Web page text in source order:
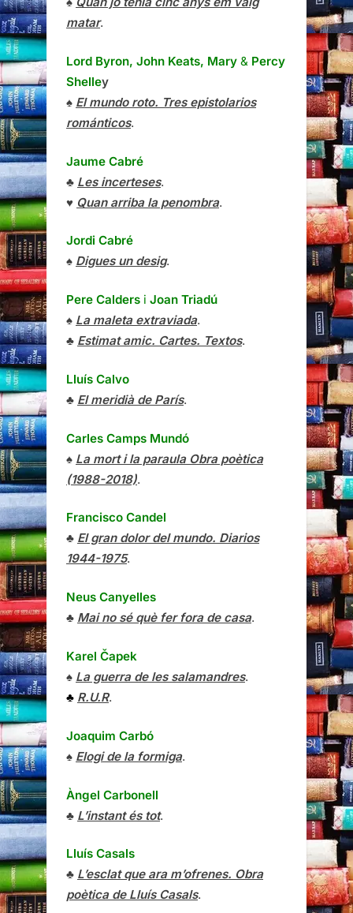
matar.
Lord Byron, John Keats, Mary & Percy
Shelley
♠ El mundo roto. Tres epistolarios
románticos.
Jaume Cabré
♣ Les incerteses.
♥ Quan arriba la penombra.
Jordi Cabré
♠ Digues un desig.
Pere Calders i Joan Triadú
♠ La maleta extraviada.
♣ Estimat amic. Cartes. Textos.
Lluís Calvo
♣ El meridià de París.
Carles Camps Mundó
♠ La mort i la paraula Obra poètica
(1988-2018).
Francisco Candel
♣ El gran dolor del mundo. Diarios
1944-1975.
Neus Canyelles
♣ Mai no sé què fer fora de casa.
Karel Čapek
♠ La guerra de les salamandres.
♣ R.U.R.
Joaquim Carbó
♠ Elogi de la formiga.
Àngel Carbonell
♣ L’instant és tot.
Lluís Casals
♣ L’esclat que ara m’ofrenes. Obra
poètica de Lluís Casals.